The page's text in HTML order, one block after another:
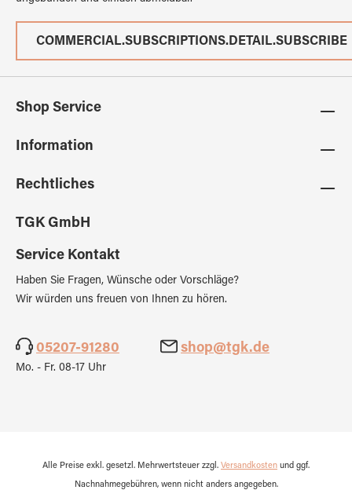
COMMERCIAL.SUBSCRIPTIONS.DETAIL.SUBSCRIBE
Shop Service
Information
Rechtliches
TGK GmbH
Service Kontakt
Haben Sie Fragen, Wünsche oder Vorschläge?
Wir würden uns freuen von Ihnen zu hören.
05207-91280 shop@tgk.de
Mo. - Fr. 08-17 Uhr
Alle Preise exkl. gesetzl. Mehrwertsteuer zzgl. Versandkosten und ggf.
Nachnahmegebühren, wenn nicht anders angegeben.